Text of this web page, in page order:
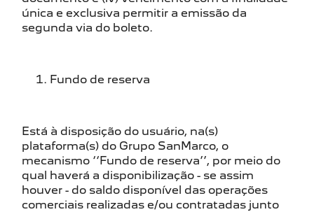
única e exclusiva permitir a emissão da
segunda via do boleto.
Fundo de reserva
Está à disposição do usuário, na(s)
plataforma(s) do Grupo SanMarco, o
mecanismo ‘‘Fundo de reserva’’, por meio do
qual haverá a disponibilização - se assim
houver - do saldo disponível das operações
comerciais realizadas e/ou contratadas junto